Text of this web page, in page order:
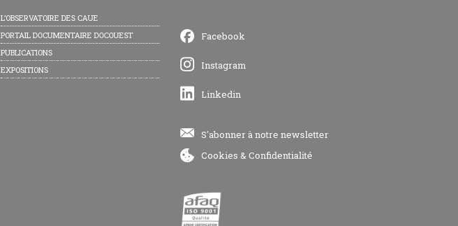
L’OBSERVATOIRE DES CAUE
PORTAIL DOCUMENTAIRE DOCOUEST
PUBLICATIONS
EXPOSITIONS
Facebook
Instagram
Linkedin
S'abonner à notre newsletter
Cookies & Confidentialité